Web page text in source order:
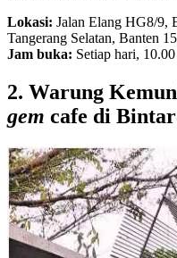
Lokasi: Jalan Elang HG8/9,
Tangerang Selatan, Banten
Jam buka: Setiap hari,
2. Warung
gem cafe di